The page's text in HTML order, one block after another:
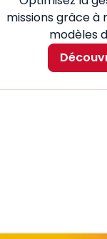
missions grâce à
modèles